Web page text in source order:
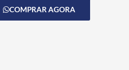
COMPRAR AGORA